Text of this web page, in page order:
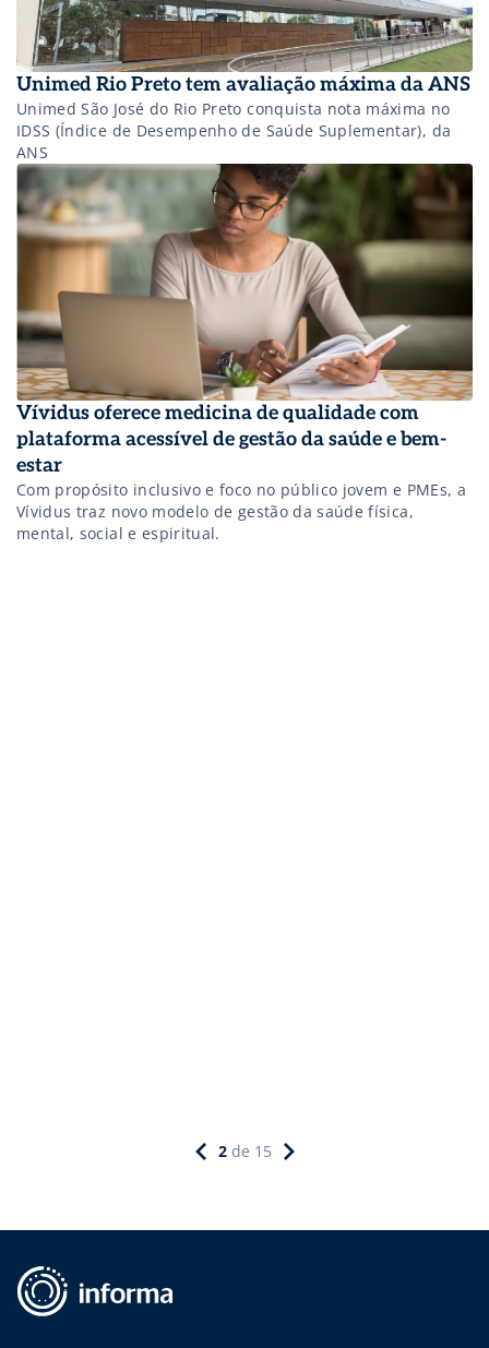
Unimed Rio Preto tem avaliação máxima da ANS
Unimed São José do Rio Preto conquista nota máxima no
IDSS (Índice de Desempenho de Saúde Suplementar), da
ANS
Vívidus oferece medicina de qualidade com
plataforma acessível de gestão da saúde e bem-
estar
Com propósito inclusivo e foco no público jovem e PMEs, a
Vívidus traz novo modelo de gestão da saúde física,
mental, social e espiritual.
2 de 15